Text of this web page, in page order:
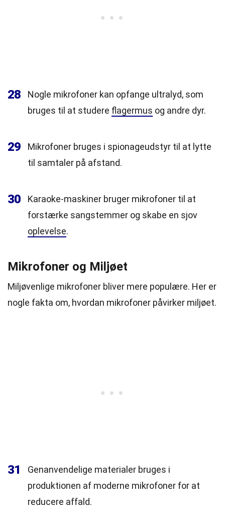
28
Nogle mikrofoner kan opfange ultralyd, som
bruges til at studere flagermus og andre dyr.
29
Mikrofoner bruges i spionageudstyr til at lytte
til samtaler på afstand.
30
Karaoke-maskiner bruger mikrofoner til at
forstærke sangstemmer og skabe en sjov
oplevelse.
Mikrofoner og Miljøet
Miljøvenlige mikrofoner bliver mere populære. Her er
nogle fakta om, hvordan mikrofoner påvirker miljøet.
31
Genanvendelige materialer bruges i
produktionen af moderne mikrofoner for at
reducere affald.